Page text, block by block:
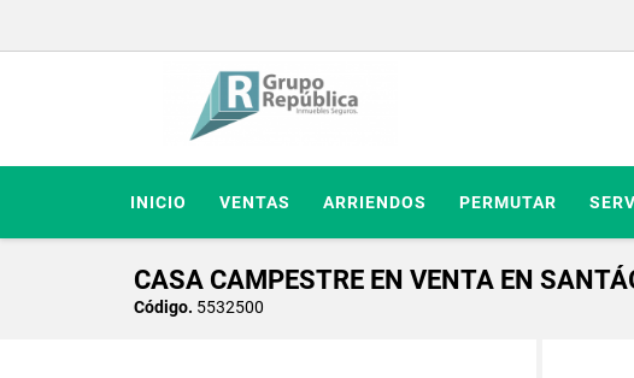
INICIO VENTAS ARRIENDOS PERMUTAR
CASA CAMPESTRE EN VENTA EN
Código. 5532500